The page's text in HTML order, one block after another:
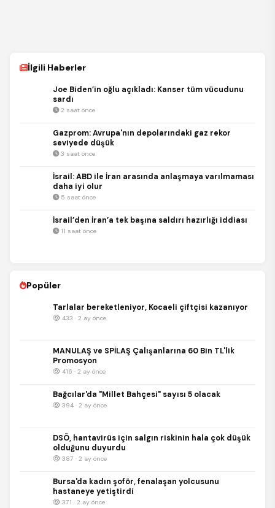
İlgili Haberler
Joe Biden’in oğlu açıkladı: Kanser tüm vücudunu
sardı
2 saat önce
Gazprom: Avrupa'nın depolarındaki gaz rekor
seviyede düşük
3 saat önce
İsrail: ABD ile İran arasında anlaşmaya varılmaması
daha iyi olur
5 saat önce
İsrail’den İran’a tek başına saldırı hazırlığı iddiası
11 saat önce
Popüler
Tarlalar bereketleniyor, Kocaeli çiftçisi kazanıyor
433 · 2 ay önce
MANULAŞ ve SPİLAŞ Çalışanlarına 60 Bin TL'lik
Promosyon
416 · 2 ay önce
Bağcılar'da "Millet Bahçesi" sayısı 5 olacak
394 · 2 ay önce
DSÖ, hantavirüs için salgın riskinin hala çok düşük
olduğunu duyurdu
387 · 2 ay önce
Bursa'da kadın şoför, fenalaşan yolcusunu
hastaneye yetiştirdi
371 · 2 ay önce